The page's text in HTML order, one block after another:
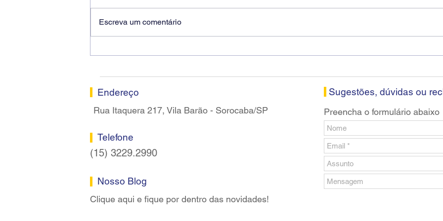
Escreva um comentário
Endereço
Rua Itaquera 217, Vila Barão - Sorocaba/SP
Telefone
(15) 3229.2990
Nosso Blog
Clique aqui e fique por dentro das novidades!
Sugestões, dúvidas ou
Preencha o formulário abaixo